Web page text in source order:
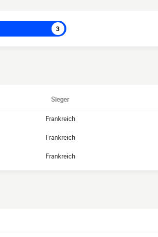
3
Sieger
Frankreich
Frankreich
Frankreich